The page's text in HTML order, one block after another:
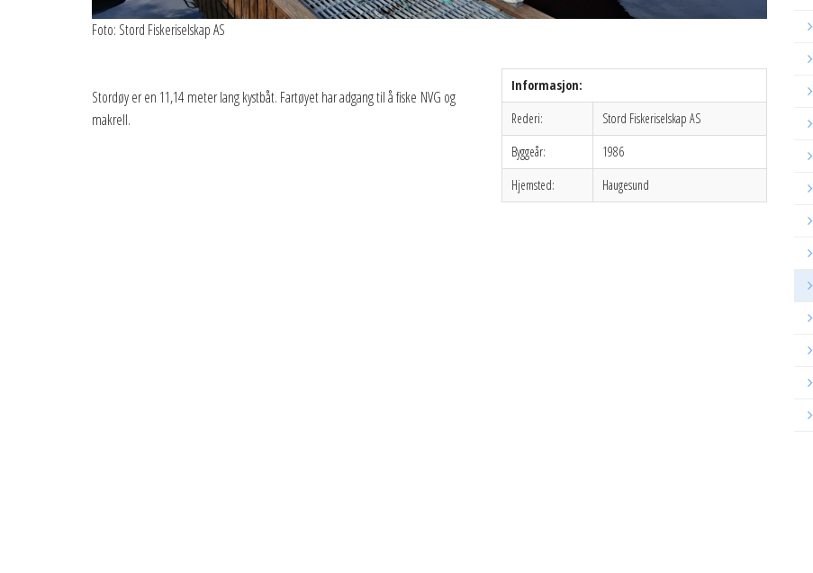
Foto: Stord Fiskeriselskap AS
Stordøy er en 11,14 meter lang kystbåt. Fartøyet har adgang til å fiske NVG og
makrell.
Informasjon:
Rederi:
Stord Fiskeriselskap AS
Byggeår:
1986
Hjemsted:
Haugesund